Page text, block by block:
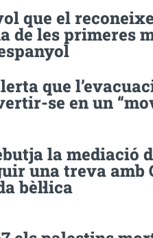
que el
de les primeres
que
se en un
la mediació
una treva amb
bèl·lica